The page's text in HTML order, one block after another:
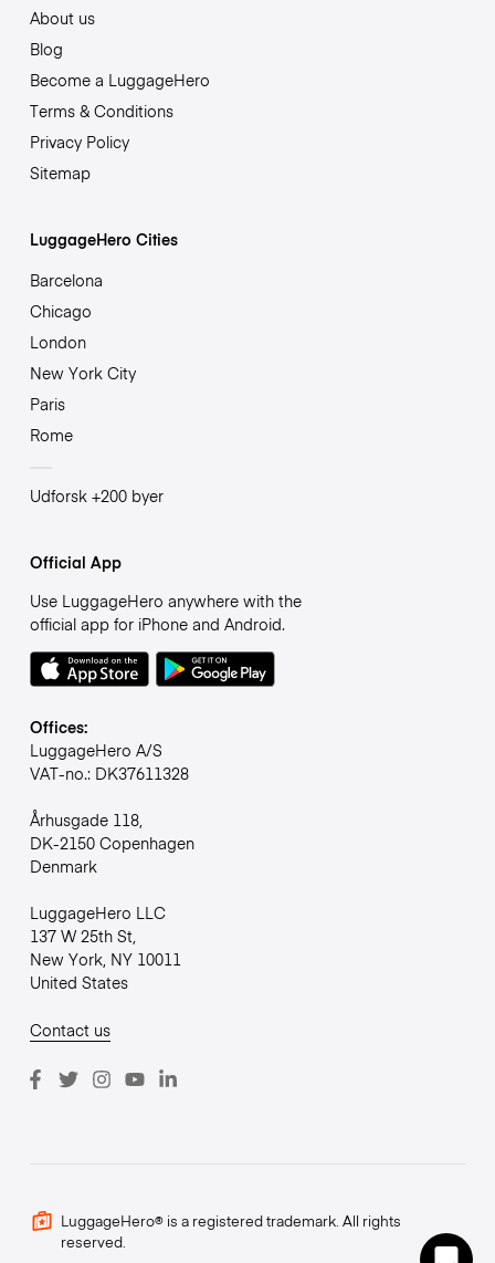
About us
Blog
Become a LuggageHero
Terms & Conditions
Privacy Policy
Sitemap
LuggageHero Cities
Barcelona
Chicago
London
New York City
Paris
Rome
Udforsk +200 byer
Official App
Use LuggageHero anywhere with the
official app for iPhone and Android.
Offices:
LuggageHero A/S
VAT-no.: DK37611328
Århusgade 118,
DK-2150 Copenhagen
Denmark
LuggageHero LLC
137 W 25th St,
New York, NY 10011
United States
Contact us
LuggageHero® is a registered trademark. All rights
reserved.